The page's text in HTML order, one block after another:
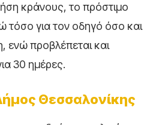
κράνους, το πρόστιμο
τόσο για τον οδηγό όσο και
ενώ προβλέπεται και
30 ημέρες.
Θεσσαλονίκης